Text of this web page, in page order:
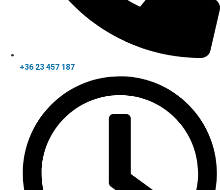
+36 23 457 187